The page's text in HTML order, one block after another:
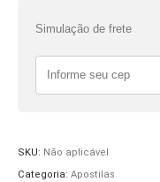
Simulação de frete
SKU: Não aplicável
Categoria: Apostilas